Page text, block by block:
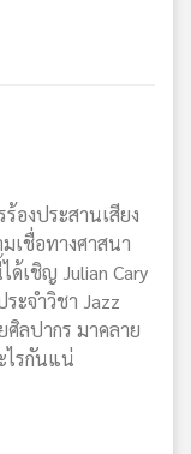
องประสานเสียง
เชื่อทางศาสนา
ด้เชิญ Julian Cary
ะจำวิชา Jazz
ลปากร มาคลาย
ไรกันแน่